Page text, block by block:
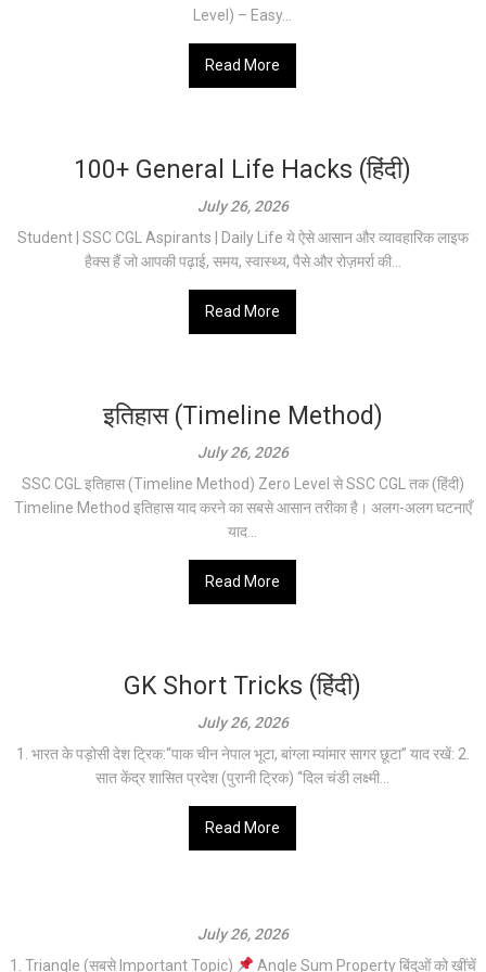
Level) – Easy...
Read More
100+ General Life Hacks (हिंदी)
July 26, 2026
Student | SSC CGL Aspirants | Daily Life ये ऐसे आसान और व्यावहारिक लाइफ
हैक्स हैं जो आपकी पढ़ाई, समय, स्वास्थ्य, पैसे और रोज़मर्रा की...
Read More
इतिहास (Timeline Method)
July 26, 2026
SSC CGL इतिहास (Timeline Method) Zero Level से SSC CGL तक (हिंदी)
Timeline Method इतिहास याद करने का सबसे आसान तरीका है। अलग-अलग घटनाएँ
याद...
Read More
GK Short Tricks (हिंदी)
July 26, 2026
1. भारत के पड़ोसी देश ट्रिक:“पाक चीन नेपाल भूटा, बांग्ला म्यांमार सागर छूटा” याद रखें: 2.
सात केंद्र शासित प्रदेश (पुरानी ट्रिक) “दिल चंडी लक्ष्मी...
Read More
July 26, 2026
1. Triangle (सबसे Important Topic)
Angle Sum Property बिंदुओं को खींचें